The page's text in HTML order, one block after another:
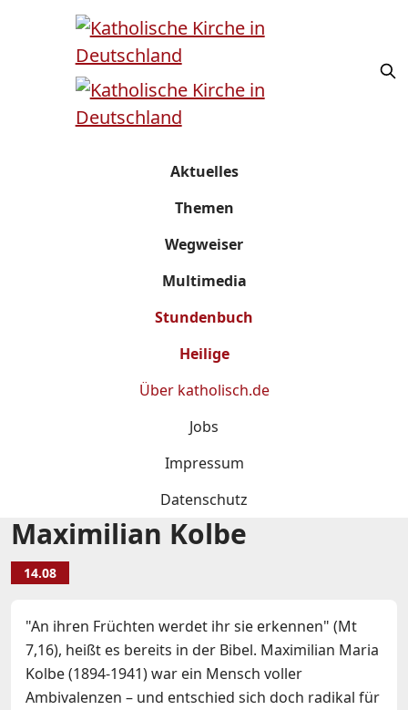
Aktuelles
Themen
Wegweiser
Multimedia
Stundenbuch
Heilige
Über katholisch.de
Jobs
Impressum
Datenschutz
Maximilian Kolbe
14.08
"An ihren Früchten werdet ihr sie erkennen" (Mt
7,16), heißt es bereits in der Bibel. Maximilian Maria
Kolbe (1894-1941) war ein Mensch voller
Ambivalenzen – und entschied sich doch radikal für